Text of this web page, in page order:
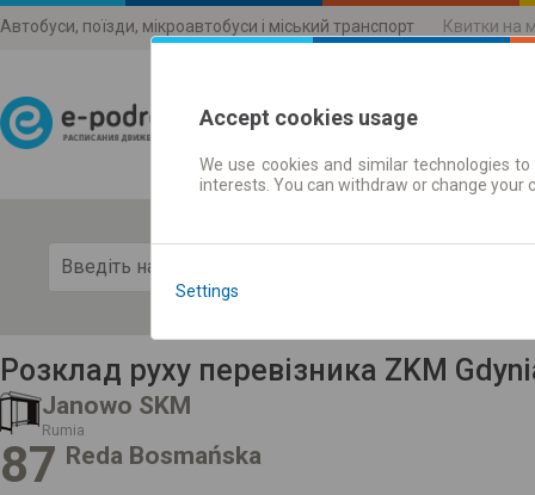
Автобуси, поїзди, мікроавтобуси і міський транспорт Квитки на
Розклади руху
Розклад руху перевізника ZKM
Janowo SKM
Rumia
87 Reda Bosmańska
Accept cookies usage
We use cookies and similar technologies
interests. You can withdraw or change
Settings